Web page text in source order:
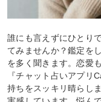
誰にも言えずにひとり
てみませんか？鑑定を
を多く聞きます。恋愛
『チャット占いアプリ
持ちをスッキリ晴らし